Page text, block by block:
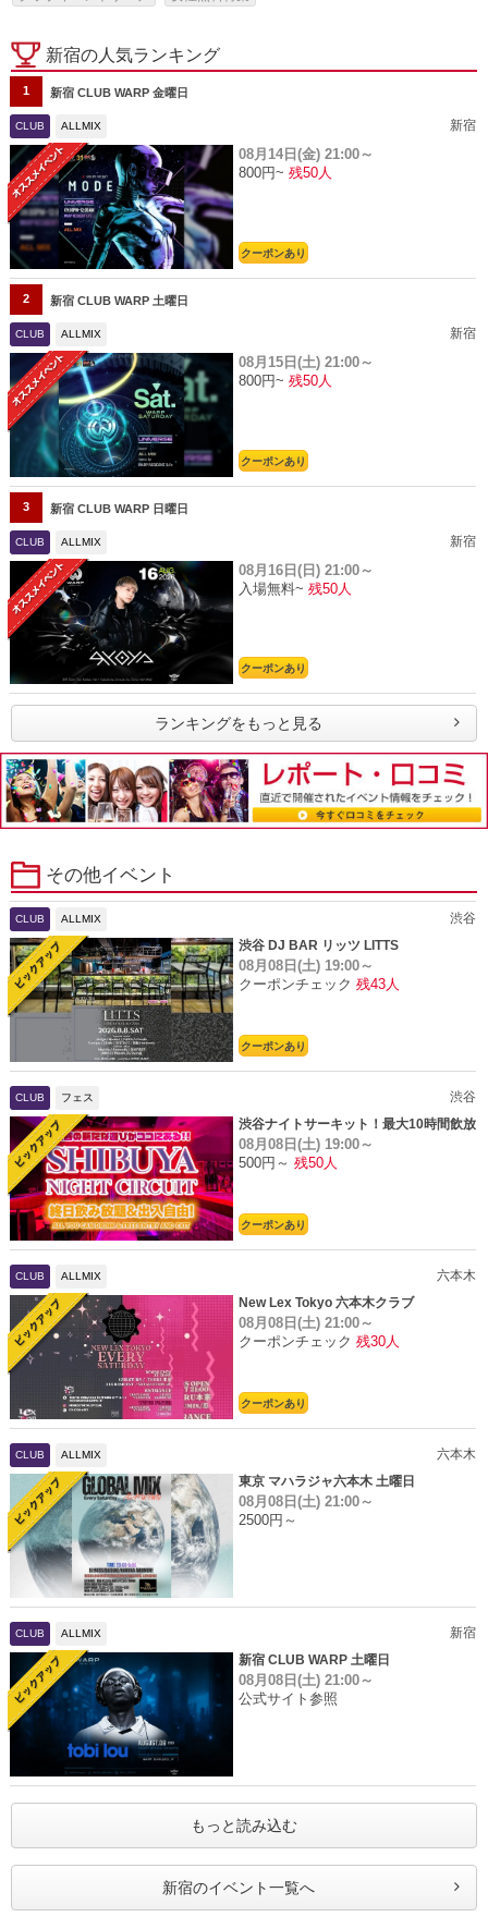
新宿の人気ランキング
1 新宿 CLUB WARP 金曜日
CLUB ALLMIX 新宿
08月14日(金) 21:00～
800円~ 残50人
クーポンあり
2 新宿 CLUB WARP 土曜日
CLUB ALLMIX 新宿
08月15日(土) 21:00～
800円~ 残50人
クーポンあり
3 新宿 CLUB WARP 日曜日
CLUB ALLMIX 新宿
08月16日(日) 21:00～
入場無料~ 残50人
クーポンあり
ランキングをもっと見る
その他イベント
CLUB ALLMIX
渋谷
渋谷 DJ BAR リッツ LITTS
08月08日(土) 19:00～
クーポンチェック 残43人
クーポンあり
CLUB フェス
渋谷
渋谷ナイトサーキット！最大10時間飲放
題
08月08日(土) 19:00～
500円～ 残50人
クーポンあり
CLUB ALLMIX
六本木
New Lex Tokyo 六本木クラブ
08月08日(土) 21:00～
クーポンチェック 残30人
クーポンあり
CLUB ALLMIX
六本木
東京 マハラジャ六本木 土曜日
08月08日(土) 21:00～
2500円～
CLUB ALLMIX
新宿
新宿 CLUB WARP 土曜日
08月08日(土) 21:00～
公式サイト参照
もっと読み込む
新宿のイベント一覧へ